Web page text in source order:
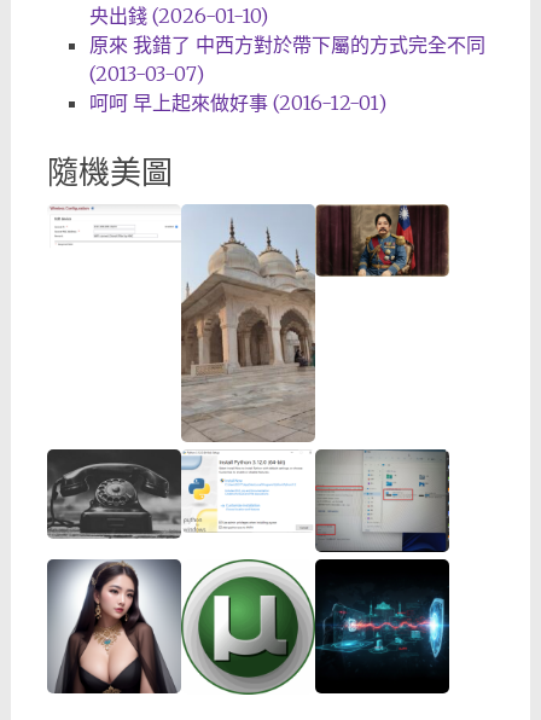
央出錢 (2026-01-10)
原來 我錯了 中西方對於帶下屬的方式完全不同
(2013-03-07)
呵呵 早上起來做好事 (2016-12-01)
隨機美圖